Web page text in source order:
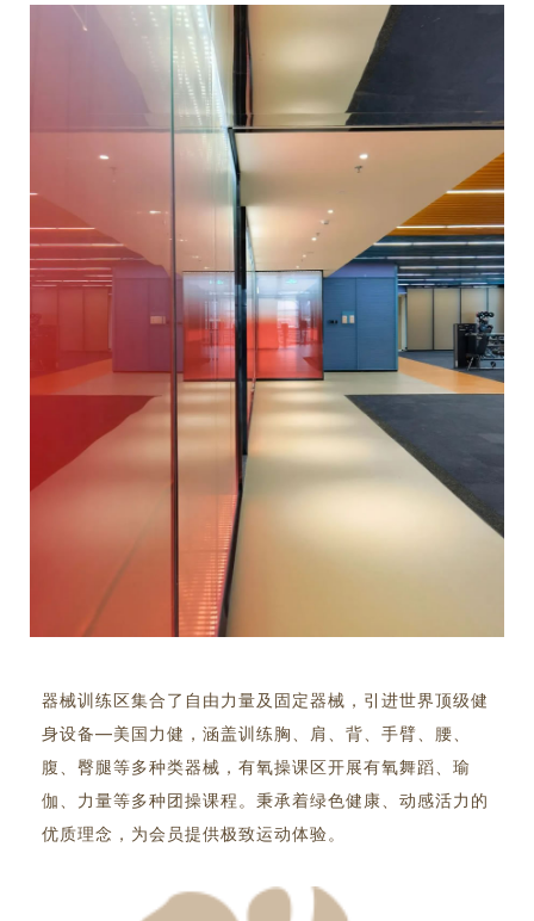
器械训练区集合了自由力量及固定器械，引进世界顶级健
身设备—美国力健，涵盖训练胸、肩、背、手臂、腰、
腹、臀腿等多种类器械，有氧操课区开展有氧舞蹈、瑜
伽、力量等多种团操课程。秉承着绿色健康、动感活力的
优质理念，为会员提供极致运动体验。